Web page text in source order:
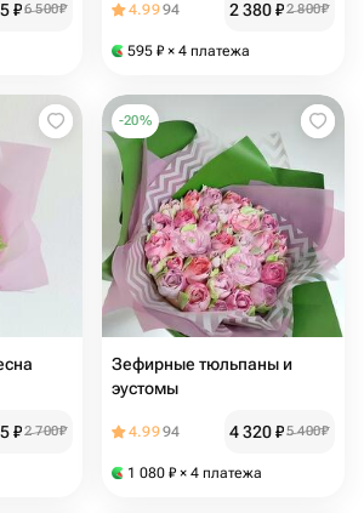
₽6 500₽ 4.9994 2 380₽2 800₽
595 ₽ × 4 платежа
₽2 700₽
-20%
Зефирные тюльпаны и
эустомы
4.9994 4 320₽5 400₽
1 080 ₽ × 4 платежа